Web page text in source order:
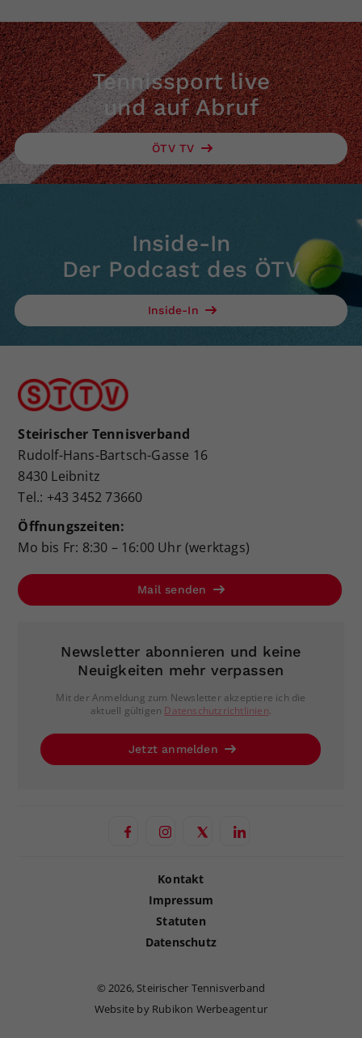
Tennissport live
und auf Abruf
ÖTV TV
Inside-In
Der Podcast des ÖTV
Inside-In
Steirischer Tennisverband
Rudolf-Hans-Bartsch-Gasse 16
8430 Leibnitz
Tel.: +43 3452 73660
Öffnungszeiten:
Mo bis Fr: 8:30 – 16:00 Uhr (werktags)
Mail senden
Newsletter abonnieren und keine
Neuigkeiten mehr verpassen
Mit der Anmeldung zum Newsletter akzeptiere ich die
aktuell gültigen Datenschutzrichtlinien.
Jetzt anmelden
Kontakt
Impressum
Statuten
Datenschutz
©2026, Steirischer Tennisverband
Website by Rubikon Werbeagentur